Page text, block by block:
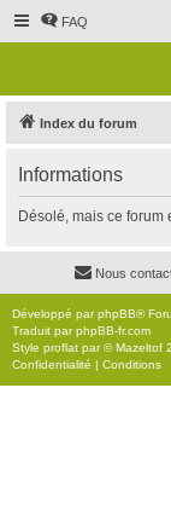
FAQ
Index du forum
Informations
Désolé, mais ce
Nous
Développé parphpBB®
Traduit parphpBB-fr.com
Style proflat par ©Mazeltof
Confidentialité | Conditions